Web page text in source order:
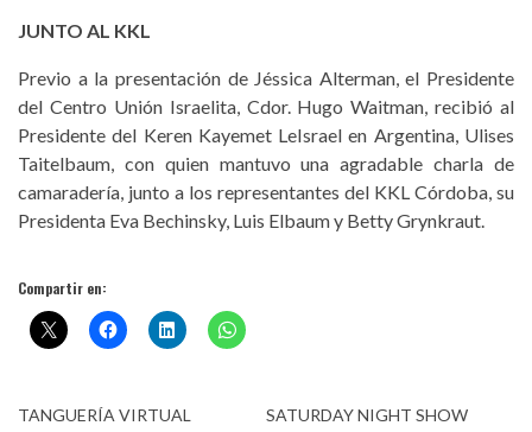
JUNTO AL KKL
Previo a la presentación de Jéssica Alterman, el Presidente
del Centro Unión Israelita, Cdor. Hugo Waitman, recibió al
Presidente del Keren Kayemet LeIsrael en Argentina, Ulises
Taitelbaum, con quien mantuvo una agradable charla de
camaradería, junto a los representantes del KKL Córdoba, su
Presidenta Eva Bechinsky, Luis Elbaum y Betty Grynkraut.
Compartir en:
TANGUERÍA VIRTUAL
SATURDAY NIGHT SHOW